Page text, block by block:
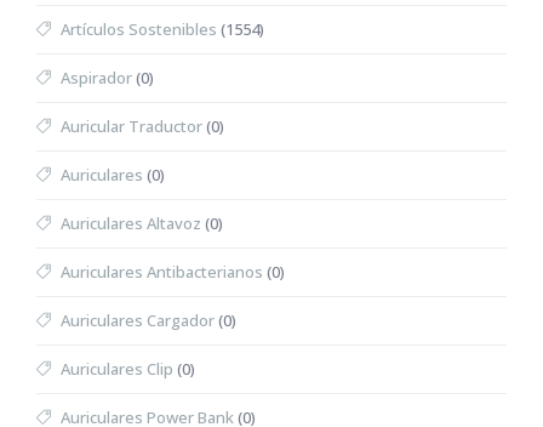
Artículos Sostenibles (1554)
Aspirador(0)
Auricular Traductor(0)
Auriculares (0)
Auriculares Altavoz (0)
Auriculares Antibacterianos (0)
Auriculares Cargador(0)
Auriculares Clip (0)
Auriculares Power Bank(0)